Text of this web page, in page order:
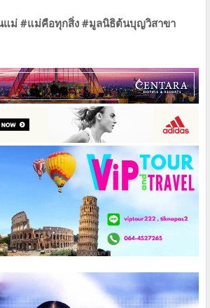
แม่ #แม่คือทุกสิ่ง #มูลนิธิต้นบุญวิสาขา